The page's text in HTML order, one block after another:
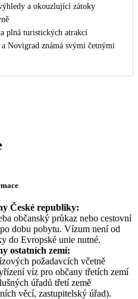
a okouzlující zátoky
plná turistických atrakcí
Novigrad známá svými četnými
České republiky:
občanský průkaz nebo cestovní
dobu pobytu. Vízum není od
do Evropské unie nutné.
ostatních zemí:
požadavcích včetně
víz pro občany třetích zemí
úřadů třetí země
věcí, zastupitelský úřad).